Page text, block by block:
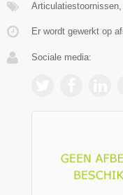
Er wordt gewerkt op
Sociale media: